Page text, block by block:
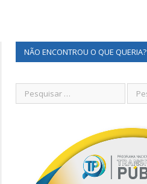
NÃO ENCONTROU O QUE QUERIA?